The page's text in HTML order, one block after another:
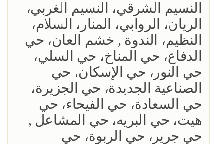
النسيم الشرقي، النسيم الغربي،
الريان، الروابي، المنار، السلام،
النظيم، الندوة , خشم العان، حي
الدفاع، حي المناخ، حي السلي،
حي النور، حي الإسكان، حي
الصناعية الجديدة، حي الجزيرة،
حي السعادة، حي الفيحاء، حي
هيت، حي البريه، حي المشاعل ,
حي جرير، حي الربوة، حي